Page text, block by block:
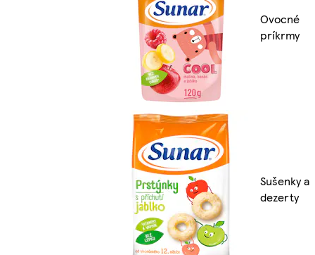
Ovocné
príkrmy
Sušenky a
dezerty